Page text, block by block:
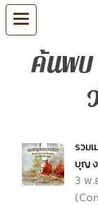
ค้นพบ
รวม
บุญ ง
3 พ.